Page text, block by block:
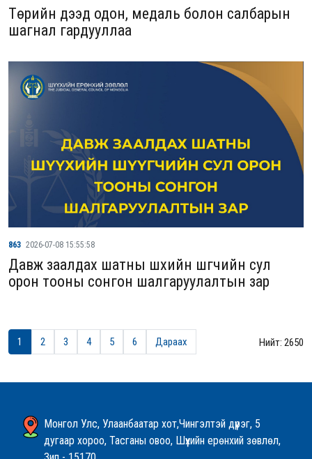
Төрийн дээд одон, медаль болон салбарын
шагнал гардууллаа
863 2026-07-08 15:55:58
Давж заалдах шатны шүүхийн шүүгчийн сул
орон тооны сонгон шалгаруулалтын зар
1 2 3 4 5 6 Дараах Нийт: 2650
Монгол Улс, Улаанбаатар хот,Чингэлтэй дүүрэг, 5
дугаар хороо, Тасганы овоо, Шүүхийн ерөнхий зөвлөл,